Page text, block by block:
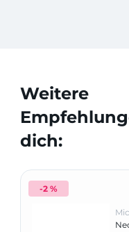
Weitere
dich:
-2 %